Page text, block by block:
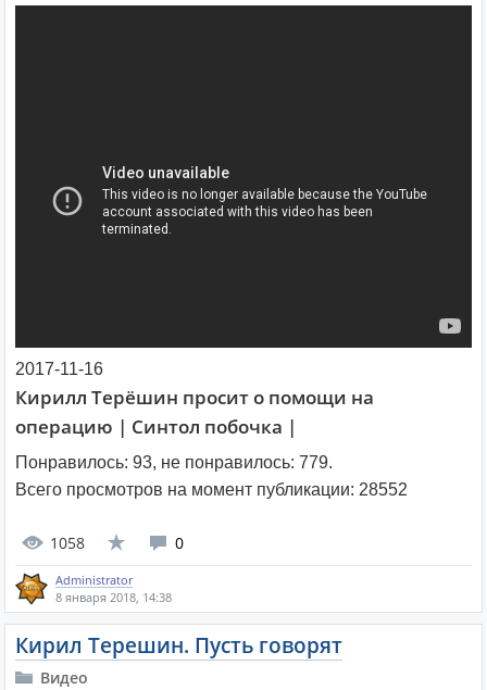
2017-11-16
Кирилл Терёшин просит о помощи на
операцию | Синтол побочка |
Понравилось: 93, не понравилось: 779.
Всего просмотров на момент публикации: 28552
1058 0
Administrator
8 января 2018, 14:38
Кирил Терешин. Пусть говорят
Видео